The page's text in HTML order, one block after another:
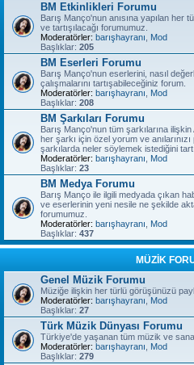
BM Etkinlikleri Forumu
Barış Manço'nun anısına yapılan her
ve tartışılacağı forumumuz.
Moderatörler: barışhayranı
Mod
Başlıklar: 205
BM Eserleri Forumu
Barış Manço'nun eserlerini, nasıl
çalışmalarını tartışabileceğiniz forum.
Moderatörler: barışhayranı
Mod
Başlıklar: 208
BM Şarkıları Forumu
Barış Manço'nun tüm şarkılarına
her şarkı için özel yorum ve
şarkılarda neler söylemek istediğini
Moderatörler: barışhayranı
Mod
Başlıklar: 23
BM Medya Forumu
Barış Manço ile ilgili medyada çıkan
ve eserlerinin yeni nesile ne şekilde
forumumuz.
Moderatörler: barışhayranı
Mod
Başlıklar: 437
MÜZİK
Genel Müzik Forumu
Müziğe ilişkin her türlü görüşünüzü
Moderatörler: barışhayranı
Mod
Başlıklar: 27
Türk Müzik Dünyası Forumu
Türkiye'de yaşanan tüm müzik ve
Moderatörler: barışhayranı
Mod
Başlıklar: 279